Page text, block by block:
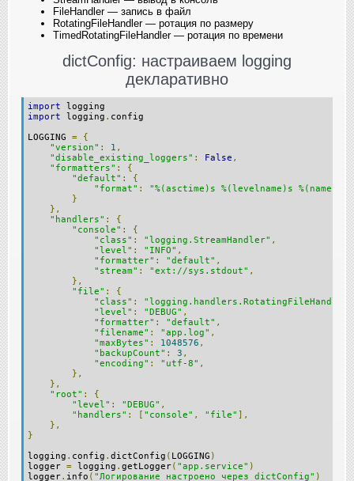
FileHandler — запись в файл
RotatingFileHandler — ротация по размеру
TimedRotatingFileHandler — ротация по времени
dictConfig: настраиваем logging
декларативно
import logging
import logging . config
LOGGING =
{
"version" : 1 ,
"disable_existing_loggers" : False ,
"formatters" :
{
"default" :
{
"format" :
"%(asctime)s %(levelname)s %(name)s:
}
},
"handlers" :
{
"console" :
{
"class" : "logging.StreamHandler" ,
"level" : "INFO" ,
"formatter" : "default" ,
"stream" : "ext://sys.stdout" ,
},
"file" :
{
"class" :
"logging.handlers.RotatingFileHandler"
"level" : "DEBUG" ,
"formatter" : "default" ,
"filename" : "app.log" ,
"maxBytes" : 1048576 ,
"backupCount" : 3 ,
"encoding" : "utf-8" ,
},
},
"root" :
{
"level" : "DEBUG" ,
"handlers" : [ "console" , "file" ],
},
}
logging . config . dictConfig ( LOGGING )
logger = logging . getLogger( "app.service" )
logger. info ( "Логирование настроено через dictConfig" )